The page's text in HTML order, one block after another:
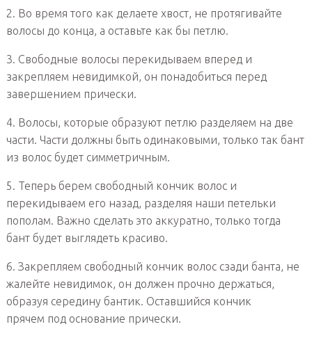
2. Во время того как делаете хвост, не протягивайте
волосы до конца, а оставьте как бы петлю.
3. Свободные волосы перекидываем вперед и
закрепляем невидимкой, он понадобиться перед
завершением прически.
4. Волосы, которые образуют петлю разделяем на две
части. Части должны быть одинаковыми, только так бант
из волос будет симметричным.
5. Теперь берем свободный кончик волос и
перекидываем его назад, разделяя наши петельки
пополам. Важно сделать это аккуратно, только тогда
бант будет выглядеть красиво.
6. Закрепляем свободный кончик волос сзади банта, не
жалейте невидимок, он должен прочно держаться,
образуя середину бантик. Оставшийся кончик
прячем под основание прически.